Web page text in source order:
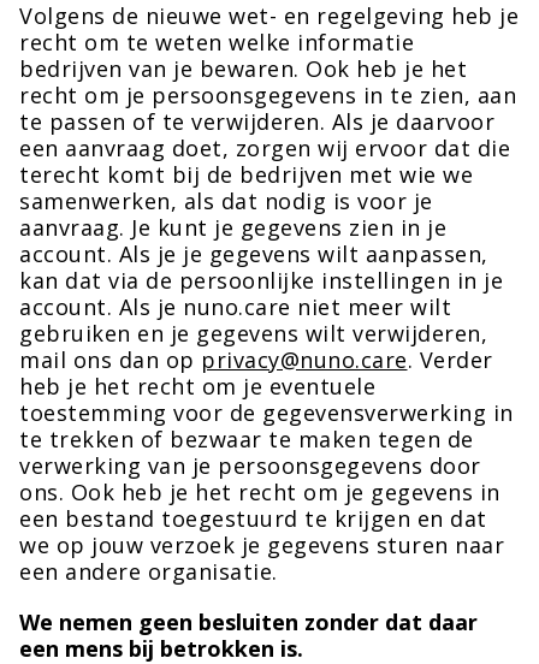
Volgens de nieuwe wet- en regelgeving heb je
recht om te weten welke informatie
bedrijven van je bewaren. Ook heb je het
recht om je persoonsgegevens in te zien, aan
te passen of te verwijderen. Als je daarvoor
een aanvraag doet, zorgen wij ervoor dat die
terecht komt bij de bedrijven met wie we
samenwerken, als dat nodig is voor je
aanvraag. Je kunt je gegevens zien in je
account. Als je je gegevens wilt aanpassen,
kan dat via de persoonlijke instellingen in je
account. Als je nuno.care niet meer wilt
gebruiken en je gegevens wilt verwijderen,
mail ons dan op privacy@nuno.care. Verder
heb je het recht om je eventuele
toestemming voor de gegevensverwerking in
te trekken of bezwaar te maken tegen de
verwerking van je persoonsgegevens door
ons. Ook heb je het recht om je gegevens in
een bestand toegestuurd te krijgen en dat
we op jouw verzoek je gegevens sturen naar
een andere organisatie.
We nemen geen besluiten zonder dat daar
een mens bij betrokken is.